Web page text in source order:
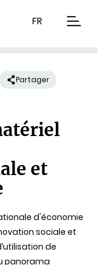
FR
Partager
et
d'économie
sociale et
de
panorama